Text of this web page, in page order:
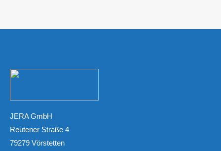
JERA GmbH
Reutener Straße 4
79279 Vörstetten